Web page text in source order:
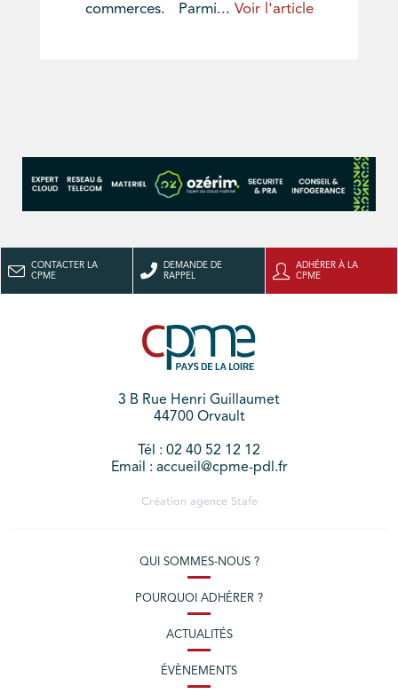
commerces. Parmi... Voir l'article
CONTACTER LA
CPME
DEMANDE DE
RAPPEL
ADHÉRER À LA
CPME
3 B Rue Henri Guillaumet
44700 Orvault
Tél : 02 40 52 12 12
Email : accueil@cpme-pdl.fr
Création agence Stafe
QUI SOMMES-NOUS ?
POURQUOI ADHÉRER ?
ACTUALITÉS
ÉVÈNEMENTS